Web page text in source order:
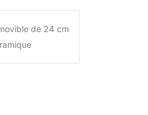
de 24 cm